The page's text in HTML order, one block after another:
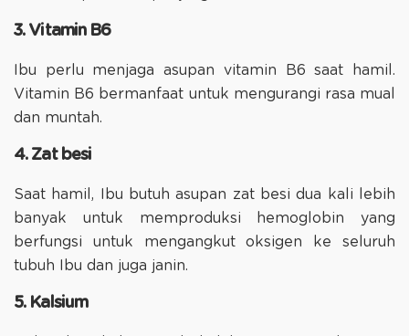
3. Vitamin B6
Ibu perlu menjaga asupan vitamin B6 saat hamil.
Vitamin B6 bermanfaat untuk mengurangi rasa mual
dan muntah.
4. Zat besi
Saat hamil, Ibu butuh asupan zat besi dua kali lebih
banyak untuk memproduksi hemoglobin yang
berfungsi untuk mengangkut oksigen ke seluruh
tubuh Ibu dan juga janin.
5. Kalsium